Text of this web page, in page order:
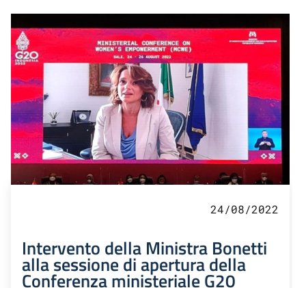
24/08/2022
Intervento della Ministra Bonetti
alla sessione di apertura della
Conferenza ministeriale G20